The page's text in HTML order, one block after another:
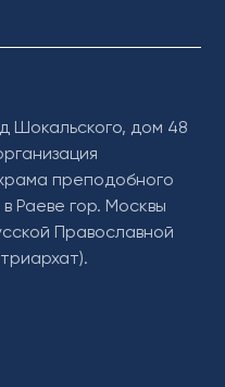
Шокальского, дом 48
преподобного
Раеве гор. Москвы
Православной